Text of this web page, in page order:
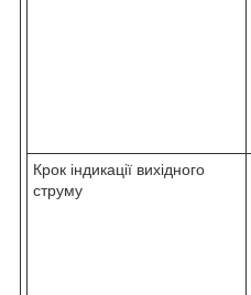
Крок індикації вихідного
струму